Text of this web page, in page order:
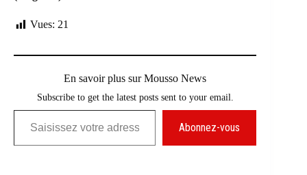
Vues: 21
En savoir plus sur Mousso News
Subscribe to get the latest posts sent to your email.
Saisissez votre adresse e-mail…
Abonnez-vous